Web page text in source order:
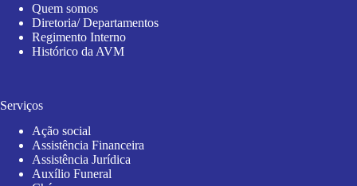
Quem somos
Diretoria/ Departamentos
Regimento Interno
Histórico da AVM
Serviços
Ação social
Assistência Financeira
Assistência Jurídica
Auxílio Funeral